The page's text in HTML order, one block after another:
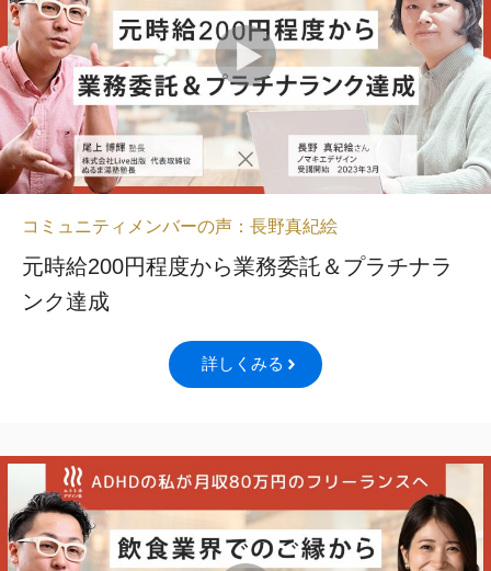
コミュニティメンバーの声：長野真紀絵
元時給200円程度から業務委託＆プラチナラ
ンク達成
詳しくみる